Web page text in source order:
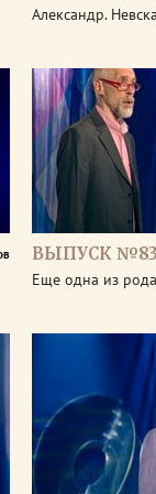
Александр.
ВЫПУСК
Еще одна из